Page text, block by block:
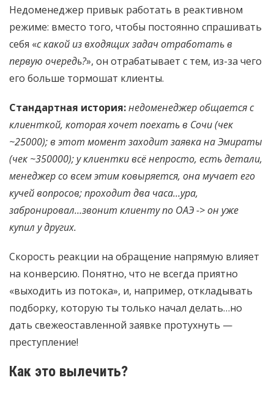
Недоменеджер привык работать в реактивном
режиме: вместо того, чтобы постоянно спрашивать
себя «с какой из входящих задач отработать в
первую очередь?», он отрабатывает с тем, из-за чего
его больше тормошат клиенты.
Стандартная история:недоменеджер общается с
клиенткой, которая хочет поехать в Сочи (чек
~25000); в этот момент заходит заявка на Эмираты
(чек ~350000); у клиентки всё непросто, есть детали,
менеджер со всем этим ковыряется, она мучает его
кучей вопросов; проходит два часа…ура,
забронировал…звонит клиенту по ОАЭ -> он уже
купил у других.
Скорость реакции на обращение напрямую влияет
на конверсию. Понятно, что не всегда приятно
«выходить из потока», и, например, откладывать
подборку, которую ты только начал делать…но
дать свежеоставленной заявке протухнуть —
преступление!
Как это вылечить?